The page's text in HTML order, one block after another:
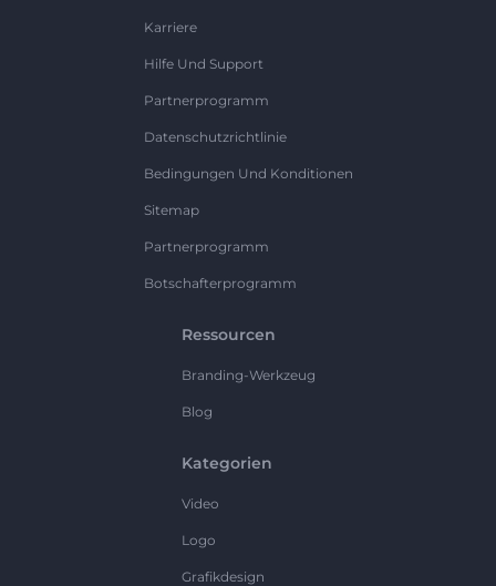
Karriere
Hilfe Und Support
Partnerprogramm
Datenschutzrichtlinie
Bedingungen Und Konditionen
Sitemap
Partnerprogramm
Botschafterprogramm
Ressourcen
Branding-Werkzeug
Blog
Kategorien
Video
Logo
Grafikdesign